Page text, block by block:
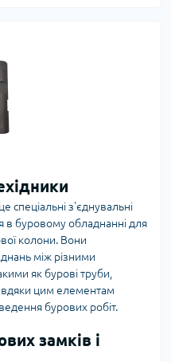
спеціальні з'єднувальні
в буровому обладнанні для
колони. Вони
між різними
як бурові труби,
цим елементам
бурових робіт.
замків і